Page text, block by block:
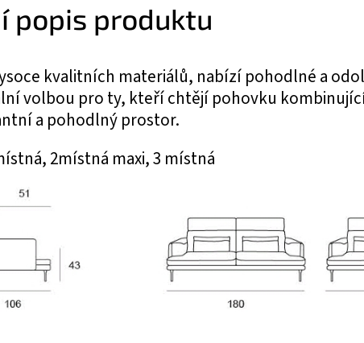
popis produktu
kvalitních materiálů, nabízí pohodlné a
volbou pro ty, kteří chtějí pohovku
a pohodlný prostor.
2místná maxi, 3 místná